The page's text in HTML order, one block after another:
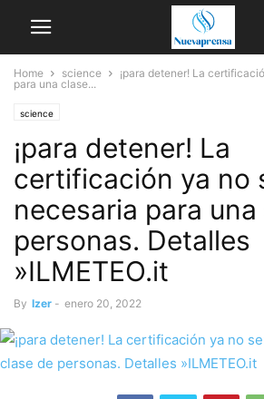
Home science
¡para detener! La
para una clase...
science
¡para detener! La
certificación ya no
necesaria para
personas. Detalles
»ILMETEO.it
By Izer - enero 20, 2022